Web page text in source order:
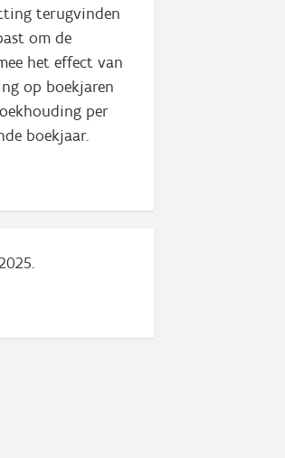
terugvinden
om de
het effect van
op boekjaren
per
boekjaar.